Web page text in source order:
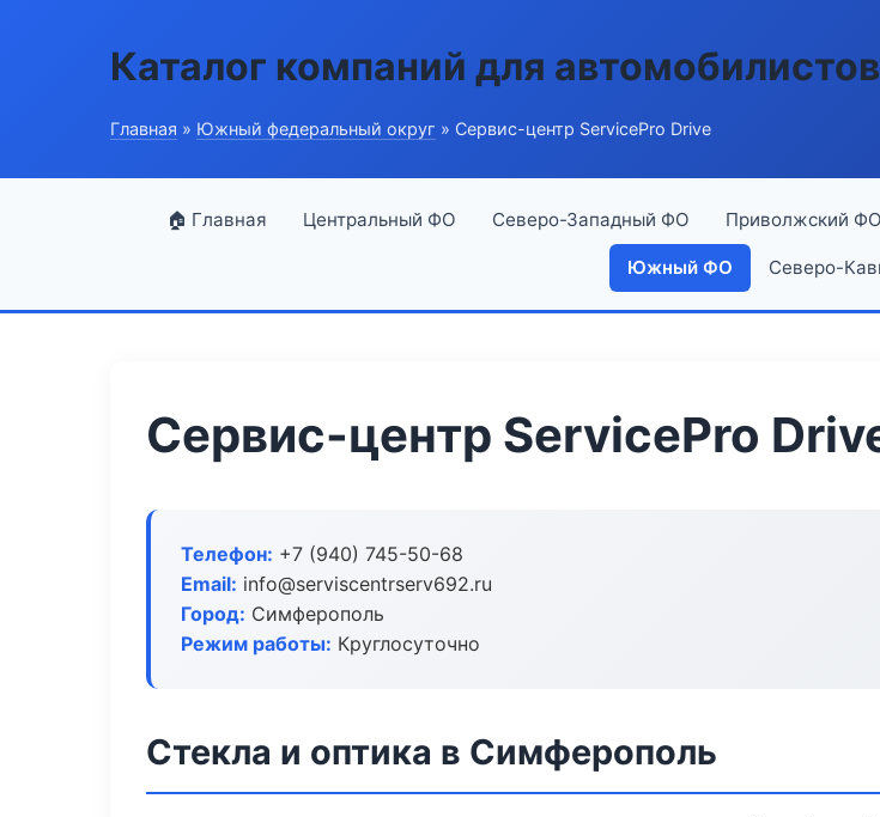
Каталог компаний для автомобилистов
Главная » Южный федеральный округ » Сервис-центр ServicePro Drive
🏠 Главная Центральный ФО Северо-Западный ФО Приволжский ФО
Южный ФО Северо-
Сервис-центр ServicePro
Телефон: +7 (940) 745-50-68
Email: info@serviscentrserv692.ru
Город: Симферополь
Режим работы: Круглосуточно
Стекла и оптика в Симферополь